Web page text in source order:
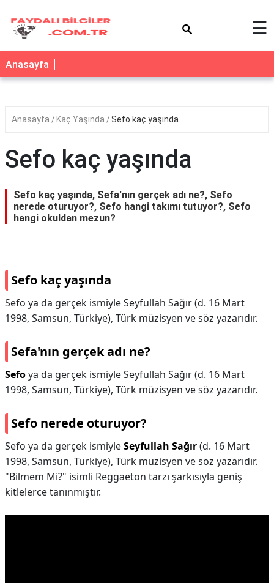
☰
Anasayfa
Anasayfa Kaç Yaşında Sefo kaç yaşında
Sefo kaç yaşında
Sefo kaç yaşında, Sefa'nın gerçek adı ne?, Sefo
nerede oturuyor?, Sefo hangi takımı tutuyor?, Sefo
hangi okuldan mezun?
Sefo kaç yaşında
Sefo ya da gerçek ismiyle Seyfullah Sağır (d. 16 Mart
1998, Samsun, Türkiye), Türk müzisyen ve söz yazarıdır.
Sefa'nın gerçek adı ne?
Sefoya da gerçek ismiyle Seyfullah Sağır (d. 16 Mart
1998, Samsun, Türkiye), Türk müzisyen ve söz yazarıdır.
Sefo nerede oturuyor?
Sefo ya da gerçek ismiyleSeyfullah Sağır(d. 16 Mart
1998, Samsun, Türkiye), Türk müzisyen ve söz yazarıdır.
"Bilmem Mi?" isimli Reggaeton tarzı şarkısıyla geniş
kitlelerce tanınmıştır.